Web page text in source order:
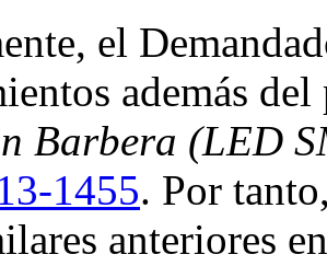
el
además
Barbera (LED
1455. Por
anteriores